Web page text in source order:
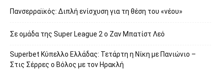
Πανσερραϊκός: Διπλή ενίσχυση για τη θέση του «νέου»
Σε ομάδα της Super League 2 o Ζαν Μπατίστ Λεό
Superbet Κύπελλο Ελλάδας: Τετάρτη η Νίκη με Πανιώνιο –
Στις Σέρρες ο Βόλος με τον Ηρακλή